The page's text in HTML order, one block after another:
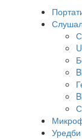
Уредби